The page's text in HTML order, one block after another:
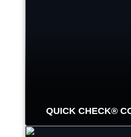
QUICK CHECK®